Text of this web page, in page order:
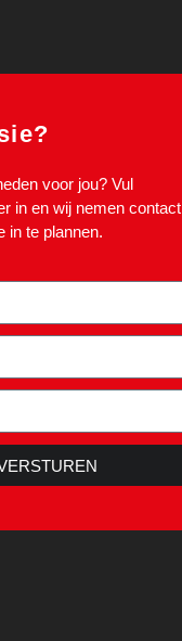
voor jou? Vul
in en wij nemen contact
in te plannen.